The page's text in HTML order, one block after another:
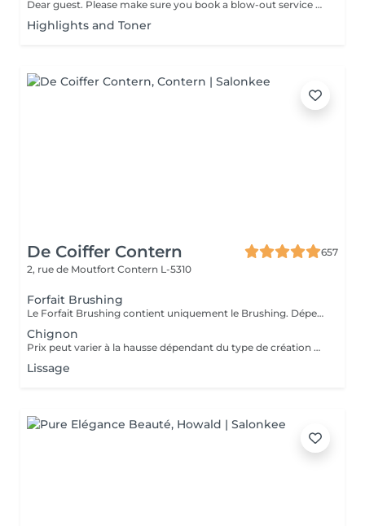
Dear guest. Please make sure you book a blow-out service after your color service, that is additional 30 minutes to the total service. Thank you for understanding. Team Centro
Highlights and Toner
De Coiffer Contern
657
2, rue de Moutfort Contern L-5310
Forfait Brushing
Le Forfait Brushing contient uniquement le Brushing. Dépendant de la longueur des cheveux, le prix peut varier. En cas de questions veuillez appeler au +352 26 35 02 89.
Chignon
Prix peut varier à la hausse dépendant du type de création finalement réalisée.
Lissage